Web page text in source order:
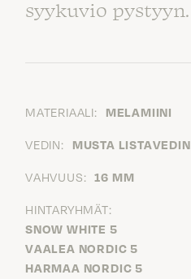
syykuvio pystyyn.
MATERIAALI: MELAMIINI
VEDIN: MUSTA LISTAVEDIN
VAHVUUS: 16 MM
HINTARYHMÄT:
SNOW WHITE 5
VAALEA NORDIC 5
HARMAA NORDIC 5